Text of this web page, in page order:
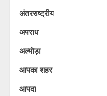
अंतरराष्ट्रीय
अपराध
अल्मोड़ा
आपका शहर
आपदा